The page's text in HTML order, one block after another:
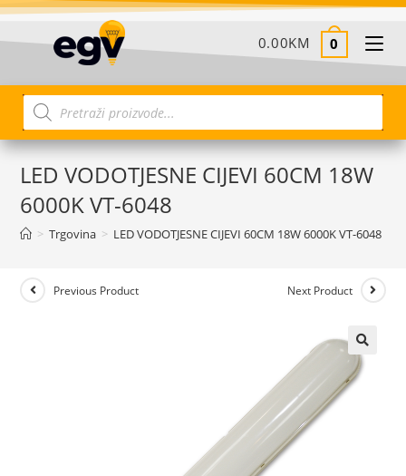
0.00KM 0
LED VODOTJESNE CIJEVI 60CM 18W
6000K VT-6048
> Trgovina > LED VODOTJESNE CIJEVI 60CM 18W 6000K VT-6048
Previous Product Next Product